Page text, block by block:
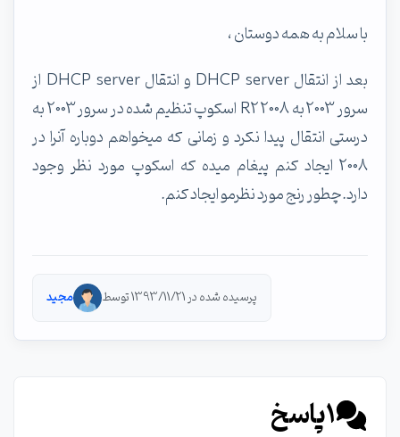
با سلام به همه دوستان ،
بعد از انتقال DHCP server و انتقال DHCP server از
سرور 2003 به 2008 R2 اسکوپ تنظیم شده در سرور 2003 به
درستی انتقال پیدا نکرد و زمانی که میخواهم دوباره آنرا در
2008 ایجاد کنم پیغام میده که اسکوپ مورد نظر وجود
دارد.چطور رنج مورد نظرمو ایجاد کنم.
پرسیده شده در 1393/11/21 توسط مجید
1پاسخ